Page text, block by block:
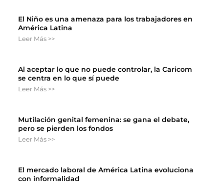
El Niño es una amenaza para los trabajadores en
América Latina
Leer Más >>
Al aceptar lo que no puede controlar, la Caricom
se centra en lo que sí puede
Leer Más >>
Mutilación genital femenina: se gana el debate,
pero se pierden los fondos
Leer Más >>
El mercado laboral de América Latina evoluciona
con informalidad